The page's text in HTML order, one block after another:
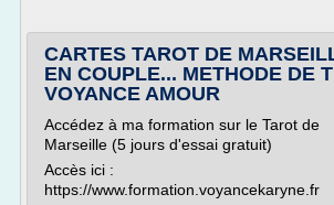
CARTES TAROT DE
EN COUPLE... METHODE DE
VOYANCE AMOUR
Accédez à ma formation sur le Tarot de
Marseille (5 jours d'essai gratuit)
Accès ici :
https://www.formation.voyancekaryne.fr